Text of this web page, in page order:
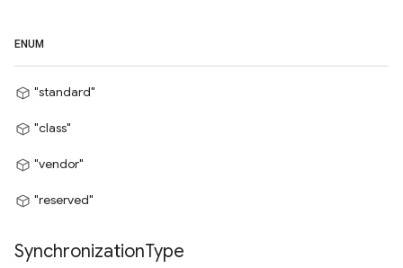
ENUM
"standard"
"class"
"vendor"
"reserved"
SynchronizationType